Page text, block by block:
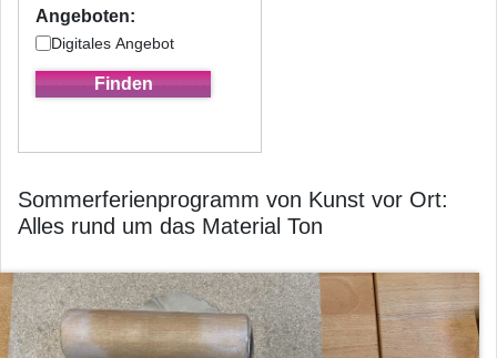
Angeboten:
Digitales Angebot
Sommerferienprogramm von Kunst vor Ort:
Alles rund um das Material Ton